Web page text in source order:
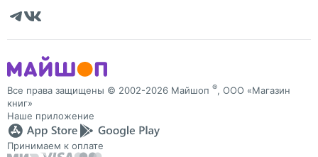
Все права защищены © 2002-2026 Майшоп ®, ООО «Магазин
книг»
Наше приложение
Принимаем к оплате